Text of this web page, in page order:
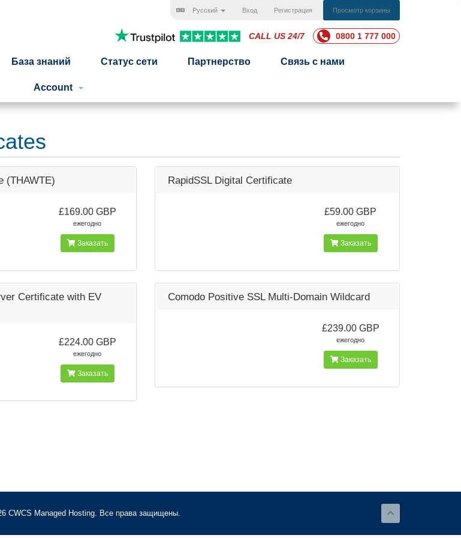
Русский Вход Регистрация Просмотр корзины
CALL US 24/7 0800 1 777 000
База знаний Статус сети Партнерство Связь с нами
Account
(THAWTE)
£169.00 GBP
ежегодно
Заказать
RapidSSL Digital Certificate
£59.00 GBP
ежегодно
Заказать
Certificate with EV
£224.00 GBP
ежегодно
Заказать
Comodo Positive SSL Multi-Domain Wildcard
£239.00 GBP
ежегодно
Заказать
CWCS Managed Hosting. Все права защищены.